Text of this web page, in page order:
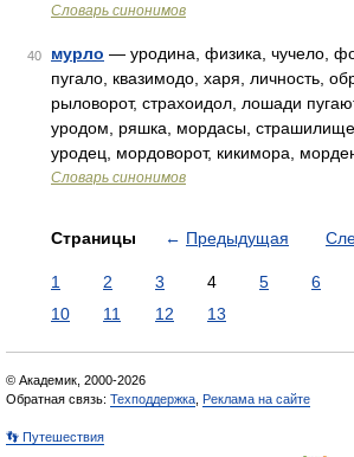
Словарь синонимов
40 мурло — уродина, физика, чучело,
пугало, квазимодо, харя, личность,
рыловорот, страхоидол, лошади
уродом, ряшка, мордасы,
уродец, мордоворот, кикимора,
Словарь синонимов
Страницы ← Предыдущая
1 2 3 4 5 6
10
11 12 13
© Академик, 2000-2026
Обратная связь: Техподдержка Реклама на сайте
👣 Путешествия